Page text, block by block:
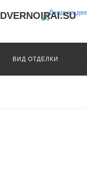
DVERNOIRAI.SU
ВИД ОТДЕЛКИ